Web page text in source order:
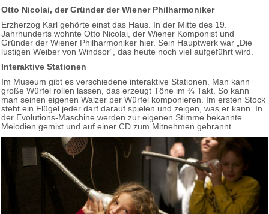
Otto Nicolai, der Gründer der Wiener Philharmoniker
Erzherzog Karl gehörte einst das Haus. In der Mitte des 19.
Jahrhunderts wohnte Otto Nicolai, der Wiener Komponist und
Gründer der Wiener Philharmoniker hier. Sein Hauptwerk war „Die
lustigen Weiber von Windsor“, das heute noch viel aufgeführt wird.
Interaktive Stationen
Im Museum gibt es verschiedene interaktive Stationen. Man kann
große Würfel rollen lassen, das erzeugt Töne im ¾ Takt. So kann
man seinen eigenen Walzer per Würfel komponieren. Im ersten Stock
steht ein Flügel jeder darf darauf spielen und zeigen, was er kann. In
der Evolutions-Maschine werden zur eigenen Stimme bekannte
Melodien gemixt und auf einer CD zum Mitnehmen gebrannt.